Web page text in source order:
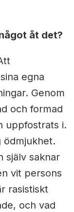
åt det?
egna
Genom
och formad
uppfostrats i.
ödmjukhet.
själv saknar
vit persons
rasistiskt
och vad